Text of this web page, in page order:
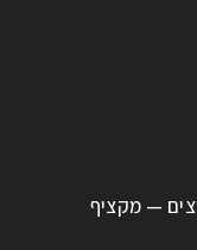
— מקציף